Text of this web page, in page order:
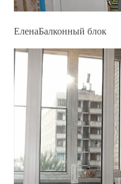
ЕленаБалконный блок